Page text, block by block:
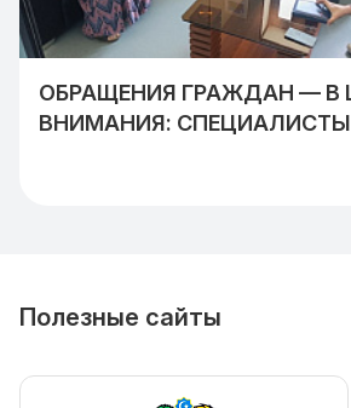
ОБРАЩЕНИЯ ГРАЖДАН — В
ВНИМАНИЯ:
«УЗТРАНСГАЗ»
Полезные сайты